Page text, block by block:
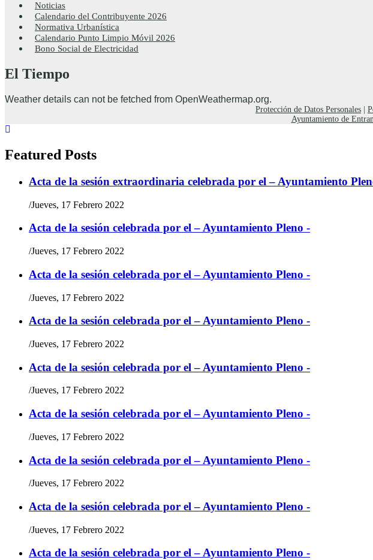
Noticias
Calendario del Contribuyente 2026
Normativa Urbanística
Calendario Punto Limpio Móvil 2026
Bono Social de Electricidad
El Tiempo
Weather details can not be fetched from OpenWeathermap.org.
Protección de Datos Personales
Ayuntamiento de
Featured Posts
Acta de la sesión extraordinaria celebrada por el – Ayuntamiento
/Jueves, 17 Febrero 2022
Acta de la sesión celebrada por el – Ayuntamiento Pleno -
/Jueves, 17 Febrero 2022
Acta de la sesión celebrada por el – Ayuntamiento Pleno -
/Jueves, 17 Febrero 2022
Acta de la sesión celebrada por el – Ayuntamiento Pleno -
/Jueves, 17 Febrero 2022
Acta de la sesión celebrada por el – Ayuntamiento Pleno -
/Jueves, 17 Febrero 2022
Acta de la sesión celebrada por el – Ayuntamiento Pleno -
/Jueves, 17 Febrero 2022
Acta de la sesión celebrada por el – Ayuntamiento Pleno -
/Jueves, 17 Febrero 2022
Acta de la sesión celebrada por el – Ayuntamiento Pleno -
/Jueves, 17 Febrero 2022
Acta de la sesión celebrada por el – Ayuntamiento Pleno -